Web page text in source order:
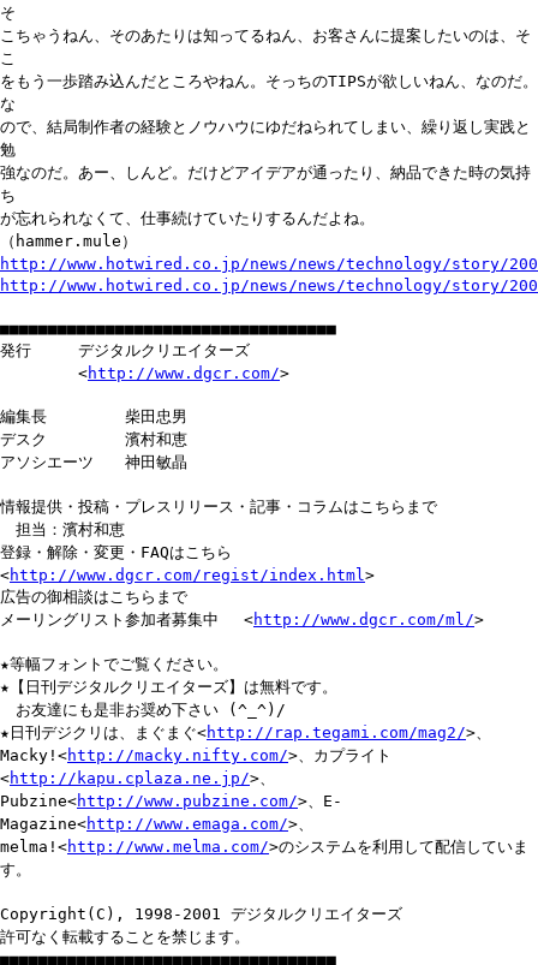
そ
こちゃうねん、そのあたりは知ってるねん、お客さんに提案したいのは、そ
こ
をもう一歩踏み込んだところやねん。そっちのTIPSが欲しいねん、なのだ。
な
ので、結局制作者の経験とノウハウにゆだねられてしまい、繰り返し実践と
勉
強なのだ。あー、しんど。だけどアイデアが通ったり、納品できた時の気持
ち
が忘れられなくて、仕事続けていたりするんだよね。
（hammer.mule）
http://www.hotwired.co.jp/news/news/technology/story/
http://www.hotwired.co.jp/news/news/technology/story/
■■■■■■■■■■■■■■■■■■■■■■■■■■■■■■■■■■■
発行 デジタルクリエイターズ
<http://www.dgcr.com/>
編集長 柴田忠男
デスク 濱村和恵
アソシエーツ 神田敏晶
情報提供・投稿・プレスリリース・記事・コラムはこちらまで
担当：濱村和恵
登録・解除・変更・FAQはこちら
<http://www.dgcr.com/regist/index.html >
広告の御相談はこちらまで
メーリングリスト参加者募集中 <http://www.dgcr.com/ml/>
★等幅フォントでご覧ください。
★【日刊デジタルクリエイターズ】は無料です。
お友達にも是非お奨め下さい (^_^)/
★日刊デジクリは、まぐまぐ<http://rap.tegami.com/mag2/>、
Macky!<http://macky.nifty.com/>、カプライト
<http://kapu.cplaza.ne.jp/>、
Pubzine<http://www.pubzine.com/>、E-
Magazine<http://www.emaga.com/>、
melma!<http://www.melma.com/>のシステムを利用して配信していま
す。
Copyright(C), 1998-2001 デジタルクリエイターズ
許可なく転載することを禁じます。
■■■■■■■■■■■■■■■■■■■■■■■■■■■■■■■■■■■